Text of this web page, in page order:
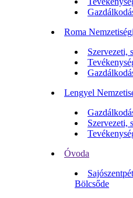
Roma
Szervezeti,
Lengyel
Szervezeti,
Óvoda
Bölcsőde